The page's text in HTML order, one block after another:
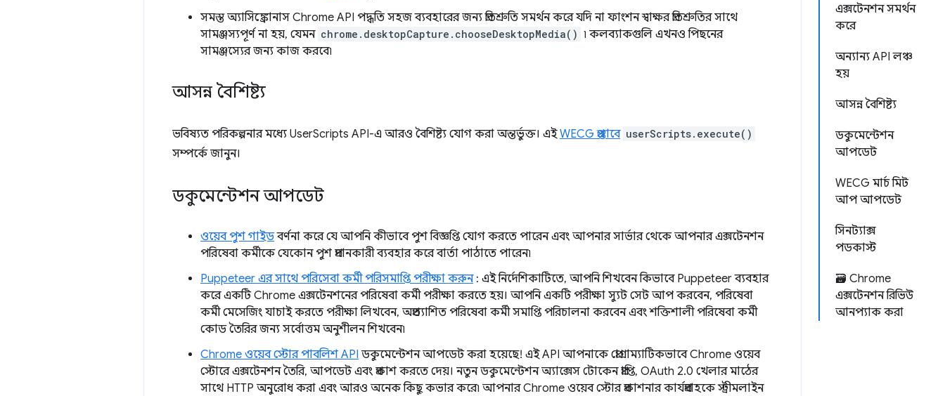
এক্সটেনশন সমর্থন
করে
অন্যান্য API লঞ্চ
হয়
আসন্ন বৈশিষ্ট্য
ডকুমেন্টেশন
আপডেট
WECG মার্চ মিট
আপ আপডেট
সিনট্যাক্স
পডকাস্ট
🗃️ Chrome
এক্সটেনশন রিভিউ
আনপ্যাক করা
সমস্ত অ্যাসিঙ্ক্রোনাস Chrome API পদ্ধতি সহজ ব্যবহারের জন্য প্রতিশ্রুতি সমর্থন করে যদি না ফাংশন স্বাক্ষর প্রতিশ্রুতির সাথে
সামঞ্জস্যপূর্ণ না হয়, যেমন chrome.desktopCapture.chooseDesktopMedia() ৷ কলব্যাকগুলি এখনও পিছনের
সামঞ্জস্যের জন্য কাজ করবে৷
আসন্ন বৈশিষ্ট্য
ভবিষ্যত পরিকল্পনার মধ্যে UserScripts API-এ আরও বৈশিষ্ট্য যোগ করা অন্তর্ভুক্ত। এইWECG প্রস্তাবে userScripts.execute()
সম্পর্কে জানুন।
ডকুমেন্টেশন আপডেট
ওয়েব পুশ গাইডবর্ণনা করে যে আপনি কীভাবে পুশ বিজ্ঞপ্তি যোগ করতে পারেন এবং আপনার সার্ভার থেকে আপনার এক্সটেনশন
পরিষেবা কর্মীকে যেকোন পুশ প্রদানকারী ব্যবহার করে বার্তা পাঠাতে পারেন৷
Puppeteer এর সাথে পরিসেবা কর্মী পরিসমাপ্তি পরীক্ষা করুন: এই নির্দেশিকাটিতে, আপনি শিখবেন কিভাবে Puppeteer ব্যবহার
করে একটি Chrome এক্সটেনশনের পরিষেবা কর্মী পরীক্ষা করতে হয়। আপনি একটি পরীক্ষা স্যুট সেট আপ করবেন, পরিষেবা
কর্মী মেসেজিং যাচাই করতে পরীক্ষা লিখবেন, অপ্রত্যাশিত পরিষেবা কর্মী সমাপ্তি পরিচালনা করবেন এবং শক্তিশালী পরিষেবা কর্মী
কোড তৈরির জন্য সর্বোত্তম অনুশীলন শিখবেন৷
Chrome ওয়েব স্টোর পাবলিশ API ডকুমেন্টেশন আপডেট করা হয়েছে! এই API আপনাকে প্রোগ্রাম্যাটিকভাবে Chrome ওয়েব
স্টোরে এক্সটেনশন তৈরি, আপডেট এবং প্রকাশ করতে দেয়। নতুন ডকুমেন্টেশন অ্যাক্সেস টোকেন প্রাপ্তি, OAuth 2.0 খেলার মাঠের
সাথে HTTP অনুরোধ করা এবং আরও অনেক কিছু কভার করে৷ আপনার Chrome ওয়েব স্টোর প্রকাশনার কার্যপ্রবাহকে স্ট্রীমলাইন